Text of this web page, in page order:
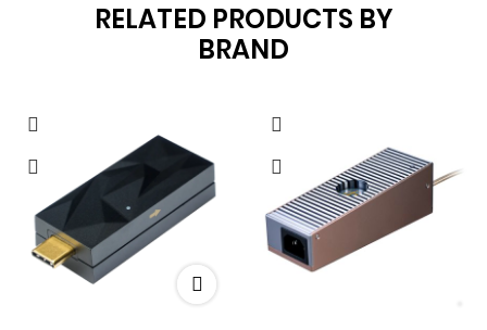
RELATED PRODUCTS BY
BRAND